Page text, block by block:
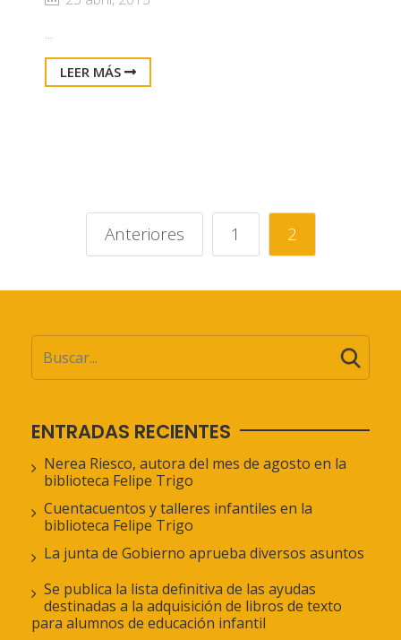
...
LEER MÁS
Anteriores 1 2
ENTRADAS RECIENTES
Nerea Riesco, autora del mes de agosto en la
biblioteca Felipe Trigo
Cuentacuentos y talleres infantiles en la
biblioteca Felipe Trigo
La junta de Gobierno aprueba diversos asuntos
Se publica la lista definitiva de las ayudas
destinadas a la adquisición de libros de texto
para alumnos de educación infantil